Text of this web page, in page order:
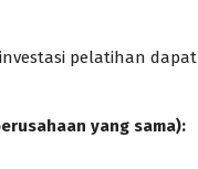
pelatihan dapat
yang sama):